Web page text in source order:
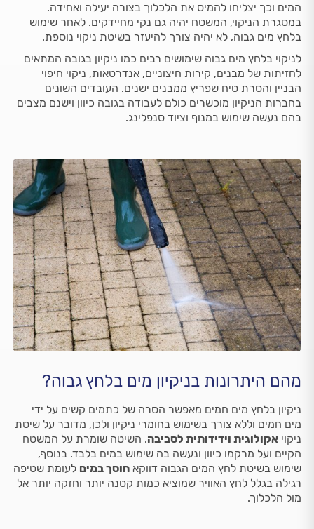
המים וכך יצליחו להמיס את הלכלוך בצורה יעילה ואחידה.
במסגרת הניקוי, המשטח יהיה גם נקי מחיידקים. לאחר שימוש
בלחץ מים גבוה, לא יהיה צורך להיעזר בשיטת ניקוי נוספת.
לניקוי בלחץ מים גבוה שימושים רבים כמו ניקיון בגובה המתאים
לחזיתות של מבנים, קירות חיצוניים, אנדרטאות, ניקוי חיפוי
הבניין והסרת טיח שפריץ ממבנים ישנים. העובדים השונים
בחברות הניקיון מוכשרים כולם לעבודה בגובה כיוון וישנם מצבים
בהם נעשה שימוש במנוף וציוד סנפלינג.
מהם היתרונות בניקיון מים בלחץ גבוה?
ניקיון בלחץ מים חמים מאפשר הסרה של כתמים קשים על ידי
מים חמים וללא צורך בשימוש בחומרי ניקיון ולכן, מדובר על שיטת
ניקוי אקולוגית וידידותית לסביבה. השיטה שומרת על המשטח
הקיים ועל מרקמו כיוון ונעשה בה שימוש במים בלבד. בנוסף,
שימוש בשיטת לחץ המים הגבוה דווקא חוסך במים לעומת שטיפה
רגילה בגלל לחץ האוויר שמוציא כמות קטנה יותר וחזקה יותר אל
מול הלכלוך.